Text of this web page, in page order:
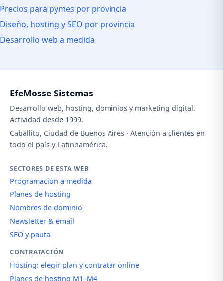
Precios para pymes por provincia
Diseño, hosting y SEO por provincia
Desarrollo web a medida
EfeMosse Sistemas
Desarrollo web, hosting, dominios y marketing digital.
Actividad desde 1999.
Caballito, Ciudad de Buenos Aires · Atención a clientes en
todo el país y Latinoamérica.
SECTORES DE ESTA WEB
Programación a medida
Planes de hosting
Nombres de dominio
Newsletter & email
SEO y pauta
CONTRATACIÓN
Hosting: elegir plan y contratar online
Planes de hosting M1–M4